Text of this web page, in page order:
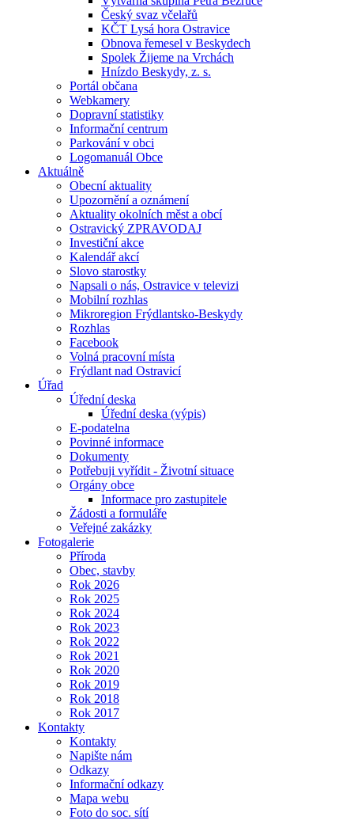
Český svaz včelařů
KČT Lysá hora Ostravice
Obnova řemesel v Beskydech
Spolek Žijeme na Vrchách
Hnízdo Beskydy, z. s.
Portál občana
Webkamery
Dopravní statistiky
Informační centrum
Parkování v obci
Logomanuál Obce
Aktuálně
Obecní aktuality
Upozornění a oznámení
Aktuality okolních měst a obcí
Ostravický ZPRAVODAJ
Investiční akce
Kalendář akcí
Slovo starostky
Napsali o nás, Ostravice v televizi
Mobilní rozhlas
Mikroregion Frýdlantsko-Beskydy
Rozhlas
Facebook
Volná pracovní místa
Frýdlant nad Ostravicí
Úřad
Úřední deska
Úřední deska (výpis)
E-podatelna
Povinné informace
Dokumenty
Potřebuji vyřídit - Životní situace
Orgány obce
Informace pro zastupitele
Žádosti a formuláře
Veřejné zakázky
Fotogalerie
Příroda
Obec, stavby
Rok 2026
Rok 2025
Rok 2024
Rok 2023
Rok 2022
Rok 2021
Rok 2020
Rok 2019
Rok 2018
Rok 2017
Kontakty
Kontakty
Napište nám
Odkazy
Informační odkazy
Mapa webu
Foto do soc. sítí